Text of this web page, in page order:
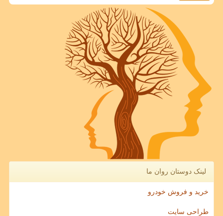
لینک دوستان روان ما
خرید و فروش خودرو
طراحی سایت